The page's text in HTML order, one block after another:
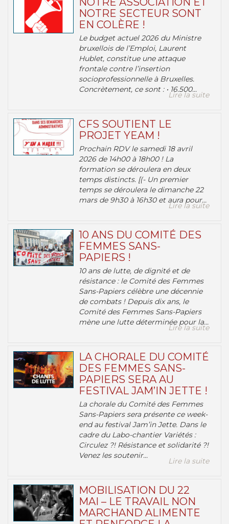
NOTRE SECTEUR SONT
EN COLÈRE !
Le budget actuel 2026 du Ministre
bruxellois de l’Emploi, Laurent
Hublet, constitue une attaque
frontale contre l’insertion
socioprofessionnelle à Bruxelles.
Concrètement, ce sont : • 16.500...
Lire la suite
CFS SOUTIENT LE
PROJET YEAM !
Prochain RDV le samedi 18 avril
2026 de 14h00 à 18h00 ! La
formation se déroulera en deux
temps distincts. [(- Un premier
temps se déroulera le dimanche 22
mars de 9h30 à 16h30 et aura pour...
Lire la suite
10 ANS DU COMITÉ DES
FEMMES SANS-
PAPIERS !
10 ans de lutte, de dignité et de
résistance : le Comité des Femmes
Sans-Papiers célèbre une décennie
de combats ! Depuis dix ans, le
Comité des Femmes Sans-Papiers
mène une lutte déterminée pour la...
Lire la suite
LA CHORALE DU COMITÉ
DES FEMMES SANS-
PAPIERS SERA AU
FESTIVAL JAM’IN JETTE !
La chorale du Comité des Femmes
Sans-Papiers sera présente ce week-
end au festival Jam’in Jette. Dans le
cadre du Labo-chantier Variétés :
Circulez ?! Résistance et solidarité ?!
Venez les soutenir...
Lire la suite
MOBILISATION DU 22
MAI – LE TRAVAIL NON
MARCHAND ALIMENTE